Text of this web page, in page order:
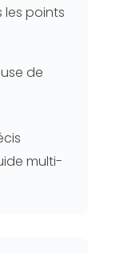
les points
de
multi-